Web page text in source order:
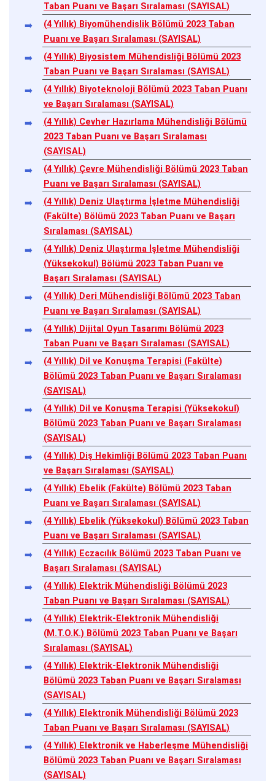
Taban Puanı ve Başarı Sıralaması (SAYISAL)
(4 Yıllık) Biyomühendislik Bölümü 2023 Taban
Puanı ve Başarı Sıralaması (SAYISAL)
(4 Yıllık) Biyosistem Mühendisliği Bölümü 2023
Taban Puanı ve Başarı Sıralaması (SAYISAL)
(4 Yıllık) Biyoteknoloji Bölümü 2023 Taban Puanı
ve Başarı Sıralaması (SAYISAL)
(4 Yıllık) Cevher Hazırlama Mühendisliği Bölümü
2023 Taban Puanı ve Başarı Sıralaması
(SAYISAL)
(4 Yıllık) Çevre Mühendisliği Bölümü 2023 Taban
Puanı ve Başarı Sıralaması (SAYISAL)
(4 Yıllık) Deniz Ulaştırma İşletme Mühendisliği
(Fakülte) Bölümü 2023 Taban Puanı ve Başarı
Sıralaması (SAYISAL)
(4 Yıllık) Deniz Ulaştırma İşletme Mühendisliği
(Yüksekokul) Bölümü 2023 Taban Puanı ve
Başarı Sıralaması (SAYISAL)
(4 Yıllık) Deri Mühendisliği Bölümü 2023 Taban
Puanı ve Başarı Sıralaması (SAYISAL)
(4 Yıllık) Dijital Oyun Tasarımı Bölümü 2023
Taban Puanı ve Başarı Sıralaması (SAYISAL)
(4 Yıllık) Dil ve Konuşma Terapisi (Fakülte)
Bölümü 2023 Taban Puanı ve Başarı Sıralaması
(SAYISAL)
(4 Yıllık) Dil ve Konuşma Terapisi (Yüksekokul)
Bölümü 2023 Taban Puanı ve Başarı Sıralaması
(SAYISAL)
(4 Yıllık) Diş Hekimliği Bölümü 2023 Taban Puanı
ve Başarı Sıralaması (SAYISAL)
(4 Yıllık) Ebelik (Fakülte) Bölümü 2023 Taban
Puanı ve Başarı Sıralaması (SAYISAL)
(4 Yıllık) Ebelik (Yüksekokul) Bölümü 2023 Taban
Puanı ve Başarı Sıralaması (SAYISAL)
(4 Yıllık) Eczacılık Bölümü 2023 Taban Puanı ve
Başarı Sıralaması (SAYISAL)
(4 Yıllık) Elektrik Mühendisliği Bölümü 2023
Taban Puanı ve Başarı Sıralaması (SAYISAL)
(4 Yıllık) Elektrik-Elektronik Mühendisliği
(M.T.O.K.) Bölümü 2023 Taban Puanı ve Başarı
Sıralaması (SAYISAL)
(4 Yıllık) Elektrik-Elektronik Mühendisliği
Bölümü 2023 Taban Puanı ve Başarı Sıralaması
(SAYISAL)
(4 Yıllık) Elektronik Mühendisliği Bölümü 2023
Taban Puanı ve Başarı Sıralaması (SAYISAL)
(4 Yıllık) Elektronik ve Haberleşme Mühendisliği
Bölümü 2023 Taban Puanı ve Başarı Sıralaması
(SAYISAL)